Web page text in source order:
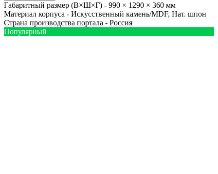
Габаритный размер (В×Ш×Г) - 990 × 1290 × 360 мм
Материал корпуса - Искусственный камень/MDF, Нат. шпон
Страна производства портала - Россия
Популярный